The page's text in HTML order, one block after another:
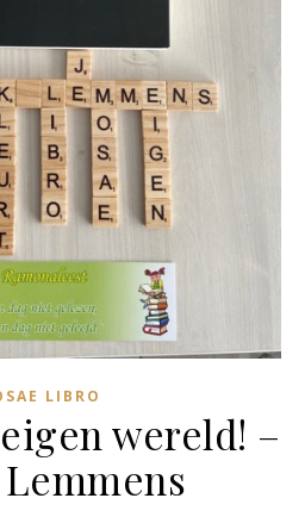
LIBRO
wereld! –